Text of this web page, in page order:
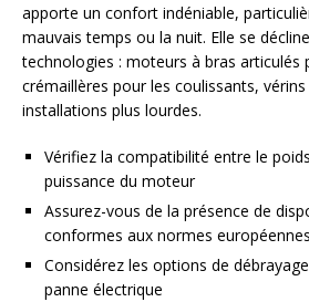
apporte un confort indéniable,
mauvais temps ou la nuit. Elle se
technologies : moteurs à bras articulés
crémaillères pour les coulissants,
installations plus lourdes.
Vérifiez la compatibilité entre le
puissance du moteur
Assurez-vous de la présence de
conformes aux normes européennes
Considérez les options de
panne électrique